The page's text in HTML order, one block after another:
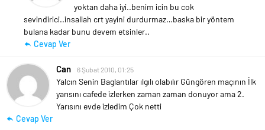
yoktan daha iyi..benim icin bu cok
sevindirici..insallah crt yayini durdurmaz…baska bir yöntem
bulana kadar bunu devem etsinler..
Cevap Ver
Can 6 Şubat 2010, 01:25
Yalcın Senin Baglantılar ılgılı olabılır Güngören maçının İlk
yarısını cafede izlerken zaman zaman donuyor ama 2.
Yarısını evde izledim Çok netti
Cevap Ver